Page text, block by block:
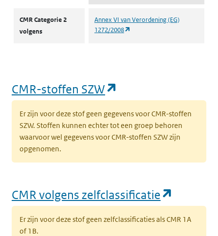
CMR Categorie 2
volgens
Annex VI van Verordening (EG)
1272/2008
CMR-stoffen SZW
Er zijn voor deze stof geen gegevens voor CMR-stoffen
SZW. Stoffen kunnen echter tot een groep behoren
waarvoor wel gegevens voor CMR-stoffen SZW zijn
opgenomen.
CMR volgens zelfclassificatie
Er zijn voor deze stof geen zelfclassificaties als CMR 1A
of 1B.